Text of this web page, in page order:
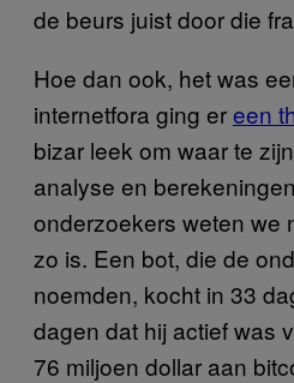
de beurs juist door die
Hoe dan ook, het was
internetfora ging ereen
bizar leek om waar te
analyse en
onderzoekers weten we
zo is. Een bot, die de
noemden, kocht in 33
dagen dat hij actief was
76 miljoen dollar aan